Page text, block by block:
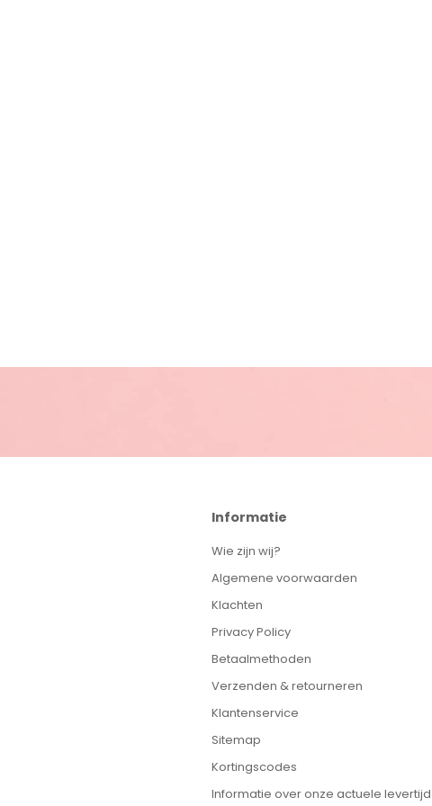
Informatie
Wie zijn wij?
Algemene voorwaarden
Klachten
Privacy Policy
Betaalmethoden
Verzenden & retourneren
Klantenservice
Sitemap
Kortingscodes
Informatie over onze actuele levertijd